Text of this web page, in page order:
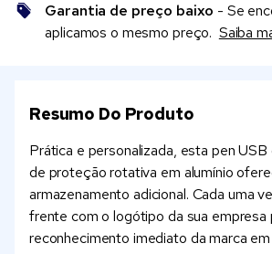
Garantia de preço baixo - Se
aplicamos o mesmo preço. Saiba
Resumo Do Produto
Prática e personalizada, esta pen USB
de proteção rotativa em alumínio
armazenamento adicional. Cada uma
frente com o logótipo da sua empresa
reconhecimento imediato da marca em